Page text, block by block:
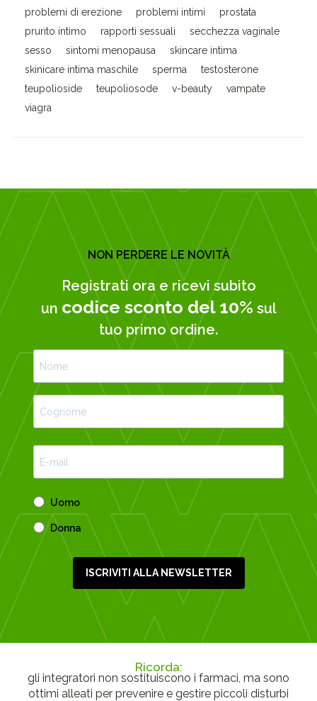
problemi di erezione
problemi intimi
prostata
prurito intimo
rapporti sessuali
secchezza vaginale
sesso
sintomi menopausa
skincare intima
skinicare intima maschile
sperma
testosterone
teupolioside
teupoliosode v-beauty
vampate
viagra
NON PERDERE LE NOVITÀ
Registrati ora e ricevi subito
un codice sconto del 10% sul
tuo primo ordine.
Uomo
Donna
ISCRIVITI ALLA NEWSLETTER
Ricorda:
gli integratori non sostituiscono i farmaci, ma sono
ottimi alleati per prevenire e gestire piccoli disturbi